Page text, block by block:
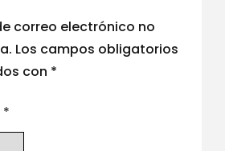
correo electrónico no
Los campos obligatorios
con *
*